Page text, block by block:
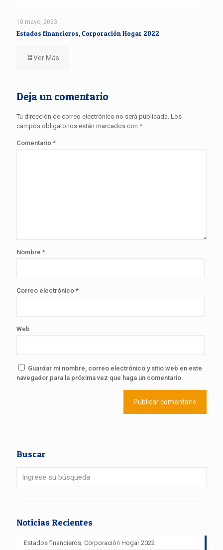
10 mayo, 2023
Estados financieros, Corporación Hogar 2022
Ver Más
Deja un comentario
Tu dirección de correo electrónico no será publicada. Los
campos obligatorios están marcados con *
Comentario *
Nombre *
Correo electrónico *
Web
Guardar mi nombre, correo electrónico y sitio web en este
navegador para la próxima vez que haga un comentario.
Buscar
Noticias Recientes
Estados financieros, Corporación Hogar 2022